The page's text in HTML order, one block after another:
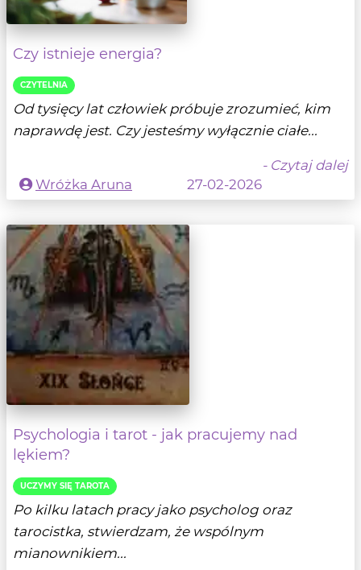
Czy istnieje energia?
CZYTELNIA
Od tysięcy lat człowiek próbuje zrozumieć, kim
naprawdę jest. Czy jesteśmy wyłącznie ciałe...
- Czytaj dalej
Wróżka Aruna
27-02-2026
Psychologia i tarot - jak pracujemy nad
lękiem?
UCZYMY SIĘ TAROTA
Po kilku latach pracy jako psycholog oraz
tarocistka, stwierdzam, że wspólnym
mianownikiem...